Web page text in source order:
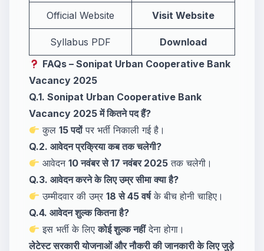
Official Website Visit Website
Syllabus PDF
Download
FAQs – Sonipat Urban Cooperative Bank
Vacancy 2025
Q.1. Sonipat Urban Cooperative Bank
Vacancy 2025 में कितने पद हैं?
कुल15 पदोंपर भर्ती निकाली गई है।
Q.2. आवेदन प्रक्रिया कब तक चलेगी?
आवेदन10 नवंबर से 17 नवंबर 2025 तक चलेगी।
Q.3. आवेदन करने के लिए उम्र सीमा क्या है?
उम्मीदवार की उम्र18 से 45 वर्षके बीच होनी चाहिए।
Q.4. आवेदन शुल्क कितना है?
इस भर्ती के लिएकोई शुल्क नहींदेना होगा।
लेटेस्ट सरकारी योजनाओं और नौकरी की जानकारी के लिए जुड़े